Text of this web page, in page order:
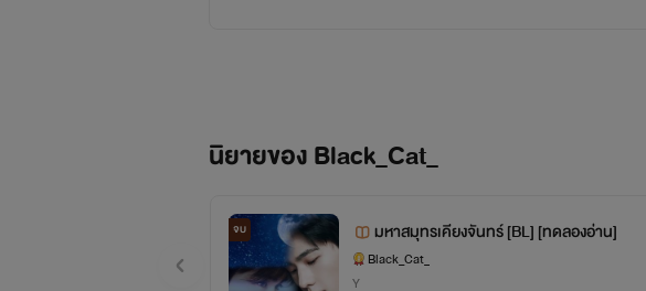
เพราะอยากปก
นิยายของ Black_Cat_
จบ มหาสมุทรเคียงจันทร์ [BL] [ทดลองอ่าน]
Black_Cat_
Y